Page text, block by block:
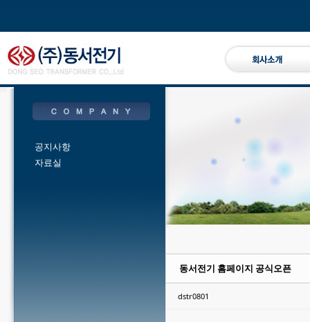
공지사항
자료실
동서전기 홈페이지 공식오픈
dstr0801